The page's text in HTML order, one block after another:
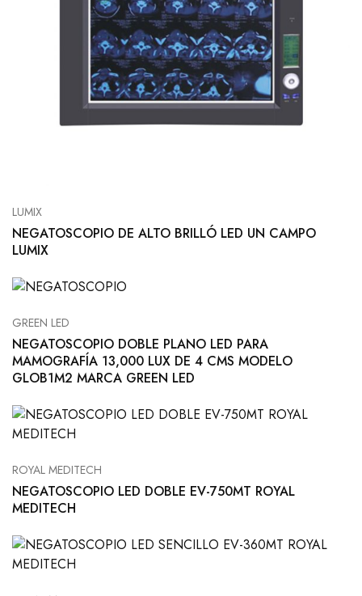
LUMIX
NEGATOSCOPIO DE ALTO BRILLÓ LED UN CAMPO
LUMIX
GREEN LED
NEGATOSCOPIO DOBLE PLANO LED PARA
MAMOGRAFÍA 13,000 LUX DE 4 CMS MODELO
GLOB1M2 MARCA GREEN LED
ROYAL MEDITECH
NEGATOSCOPIO LED DOBLE EV-750MT ROYAL
MEDITECH